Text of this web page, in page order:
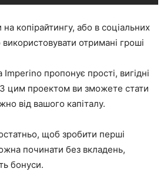
копірайтингу, або в соціальних
отримані гроші
пропонує прості, вигідні
З цим проектом ви зможете стати
від вашого капіталу.
щоб зробити перші
починати без вкладень,
бонуси.